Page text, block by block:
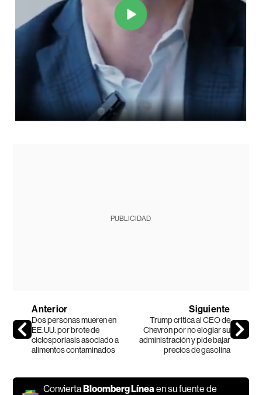
PUBLICIDAD
Anterior
Dos personas mueren en
EE.UU. por brote de
ciclosporiasis asociado a
alimentos contaminados
Siguiente
Trump critica al CEO de
Chevron por no elogiar su
administración y pide bajar
precios de gasolina
Convierta Bloomberg Líneaen su fuente de